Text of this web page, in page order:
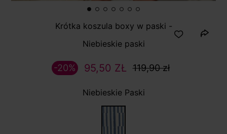
Krótka koszula boxy w paski -
Niebieskie paski
95,50 ZŁ 119,90 zł
-20%
Niebieskie Paski